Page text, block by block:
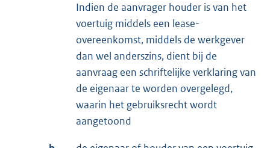
Indien de aanvrager houder is van het
voertuig middels een lease-
overeenkomst, middels de werkgever
dan wel anderszins, dient bij de
aanvraag een schriftelijke verklaring van
de eigenaar te worden overgelegd,
waarin het gebruiksrecht wordt
aangetoond